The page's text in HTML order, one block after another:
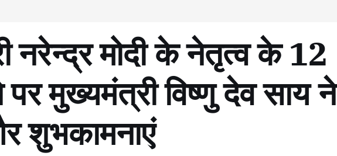
नरेन्द्र मोदी के नेतृत्व के 12
पर मुख्यमंत्री विष्णु देव साय ने
शुभकामनाएं